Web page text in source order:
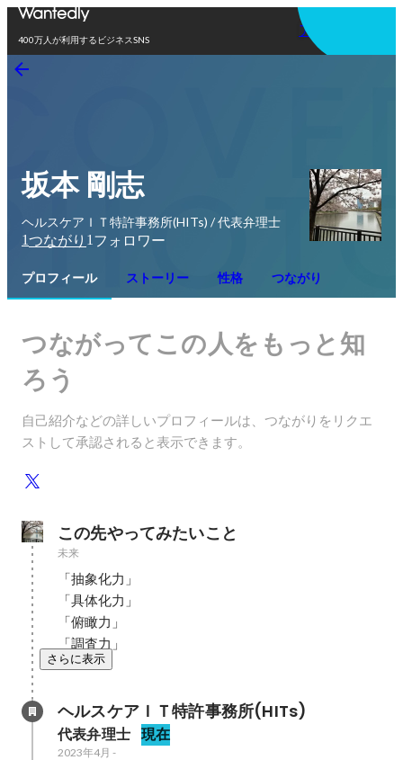
400万人が利用するビジネスSNS
アプリを使う
坂本 剛志
ヘルスケアＩＴ特許事務所(HITs) / 代表弁理士
1つながり 1 フォロワー
プロフィール ストーリー 性格 つながり
つながってこの人をもっと知
ろう
自己紹介などの詳しいプロフィールは、つながりをリクエ
ストして承認されると表示できます。
この先やってみたいこと
未来
「抽象化力」
「具体化力」
「俯瞰力」
「調査力」
さらに表示
ヘルスケアＩＴ特許事務所(HITs)
代表弁理士 現在
2023年4月 -